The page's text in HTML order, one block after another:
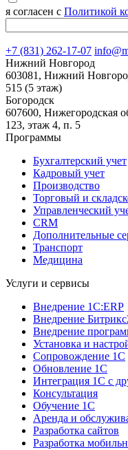
я согласен с Политикой
+7 (831) 262-17-07
Нижний Новгород
603081, Нижний
515 (5 этаж)
Богородск
607600, Нижегородская
123, этаж 4, п. 5
Программы
Бухгалтерский учет
Кадровый учет
Производство
Торговый и
Управленческий
CRM
Дополнительные
Транспорт
Медицина
Услуги и сервисы
Внедрение 1С:ERP
Внедрение
Внедрение
Установка и
Сопровождение 1С
Обновление 1С
Интеграция 1С с
Консультация
Обучение 1С
Аренда и
Разработка сайтов
Разработка